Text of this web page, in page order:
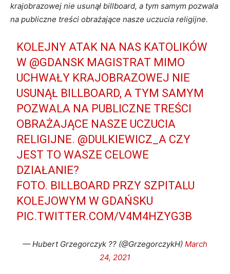
krajobrazowej nie usunął billboard, a tym samym pozwala
na publiczne treści obrażające nasze uczucia religijne.
KOLEJNY ATAK NA NAS KATOLIKÓW
W @GDANSK MAGISTRAT MIMO
UCHWAŁY KRAJOBRAZOWEJ NIE
USUNĄŁ BILLBOARD, A TYM SAMYM
POZWALA NA PUBLICZNE TREŚCI
OBRAŻAJĄCE NASZE UCZUCIA
RELIGIJNE. @DULKIEWICZ_A CZY
JEST TO WASZE CELOWE
DZIAŁANIE?
FOTO. BILLBOARD PRZY SZPITALU
KOLEJOWYM W GDAŃSKU
PIC.TWITTER.COM/V4M4HZYG3B
— Hubert Grzegorczyk ?? (@GrzegorczykH) March
24, 2021